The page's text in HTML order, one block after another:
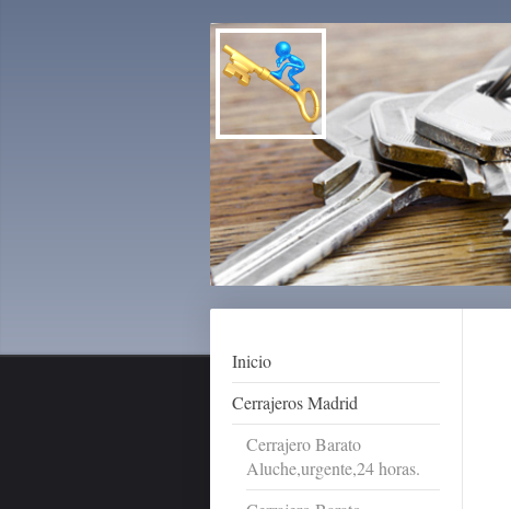
Inicio
Cerrajeros Madrid
Cerrajero Barato
Aluche,urgente,24 horas.